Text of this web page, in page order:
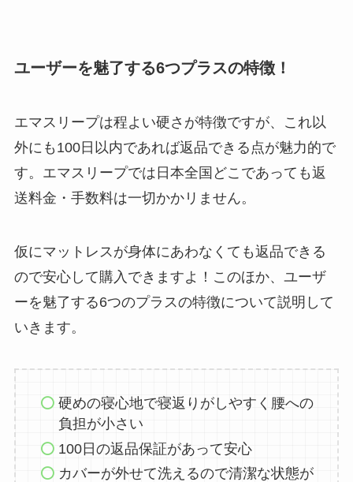
ユーザーを魅了する6つプラスの特徴！
エマスリープは程よい硬さが特徴ですが、これ以
外にも100日以内であれば返品できる点が魅力的で
す。エマスリープでは日本全国どこであっても返
送料金・手数料は一切かかリません。
仮にマットレスが身体にあわなくても返品できる
ので安心して購入できますよ！このほか、ユーザ
ーを魅了する6つのプラスの特徴について説明して
いきます。
硬めの寝心地で寝返りがしやすく腰への
負担が小さい
100日の返品保証があって安心
カバーが外せて洗えるので清潔な状態が